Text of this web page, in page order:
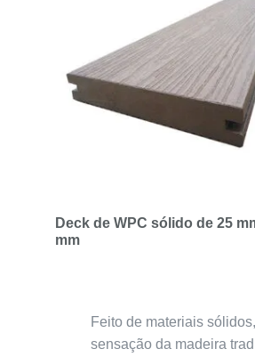
Deck de WPC sólido de 25
mm
Feito de materiais
sensação da madeira